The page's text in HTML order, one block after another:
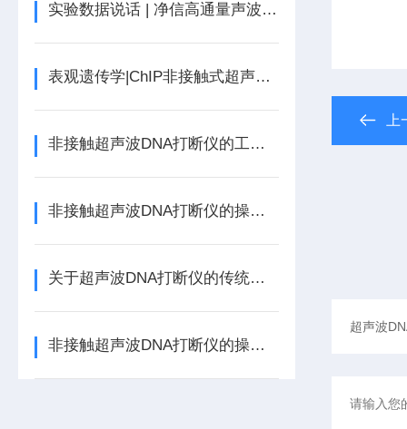
实验数据说话 | 净信高通量声波基因组剪切仪
表观遗传学|ChIP非接触式超声处理法
非接触超声波DNA打断仪的工作原理及主要参数
非接触超声波DNA打断仪的操作方式
关于超声波DNA打断仪的传统探头和非接触式的对比
非接触超声波DNA打断仪的操控方式